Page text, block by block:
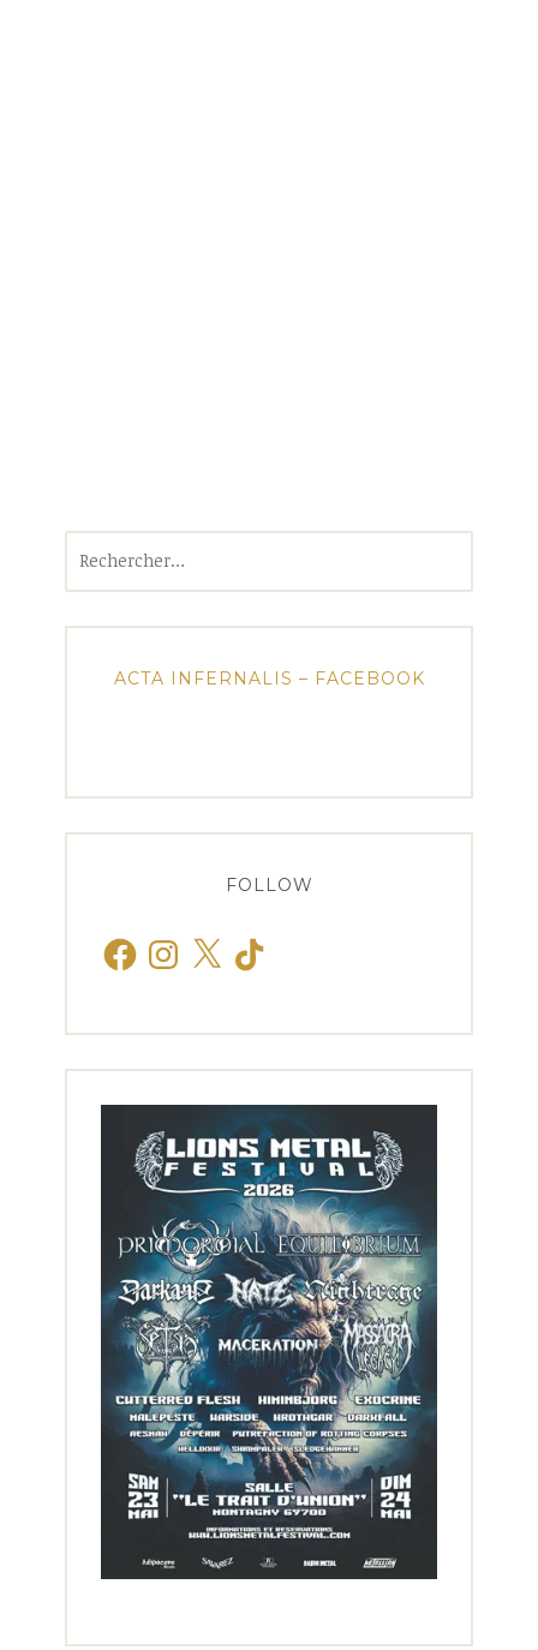
ACTA INFERNALIS – FACEBOOK
FOLLOW
FacebookInstagram
X TikTok